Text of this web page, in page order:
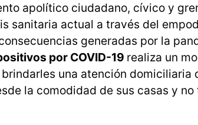
apolítico ciudadano, cívico y
sanitaria actual a través del
generadas por la
por COVID-19 realiza un
una atención
la comodidad de sus casas y